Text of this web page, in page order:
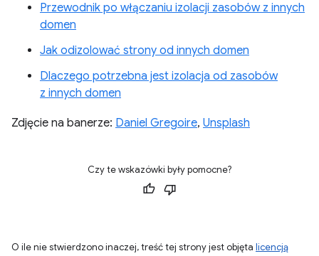
Przewodnik po włączaniu izolacji zasobów z innych
domen
Jak odizolować strony od innych domen
Dlaczego potrzebna jest izolacja od zasobów
z innych domen
Zdjęcie na banerze: Daniel Gregoire, Unsplash
Czy te wskazówki były pomocne?
O ile nie stwierdzono inaczej, treść tej strony jest objęta licencją